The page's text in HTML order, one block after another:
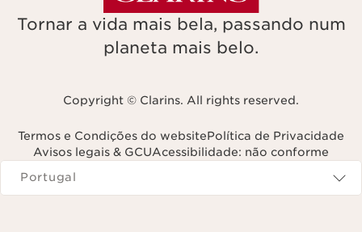
Tornar a vida mais bela, passando num
planeta mais belo.
Copyright © Clarins. All rights reserved.
Termos e Condições do websitePolítica de Privacidade
Avisos legais & GCUAcessibilidade: não conforme
Navega para
Portugal